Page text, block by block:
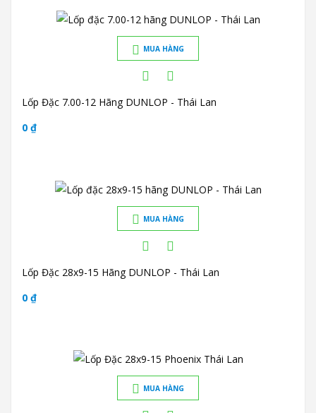
MUA HÀNG
Lốp Đặc 7.00-12 Hãng DUNLOP - Thái Lan
0 ₫
MUA HÀNG
Lốp Đặc 28x9-15 Hãng DUNLOP - Thái Lan
0 ₫
MUA HÀNG